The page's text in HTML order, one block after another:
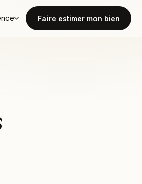
Faire estimer mon bien